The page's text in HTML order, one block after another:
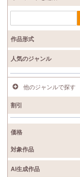
作品形式
人気のジャンル
他のジャンルで探す
割引
価格
対象作品
AI生成作品